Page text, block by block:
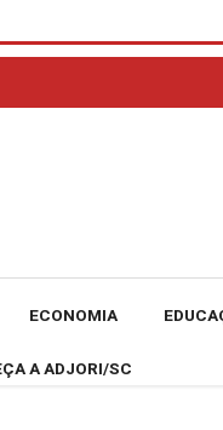
ECONOMIA
A ADJORI/SC